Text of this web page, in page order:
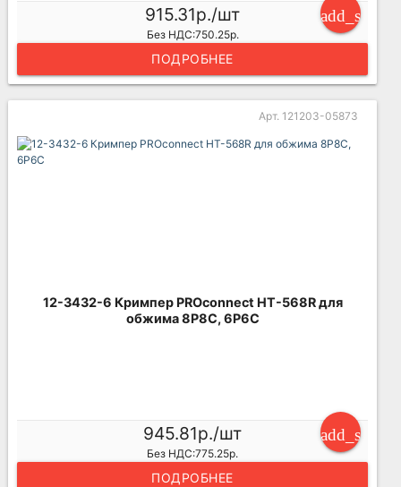
915.31р./шт
Без НДС:750.25р.
ПОДРОБНЕЕ
Арт. 121203-05873
12-3432-6 Кримпер PROconnect HT-568R для
обжима 8P8C, 6P6C
945.81р./шт
Без НДС:775.25р.
ПОДРОБНЕЕ